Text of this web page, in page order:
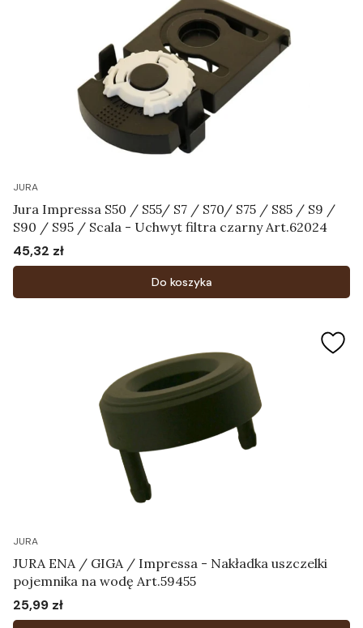
JURA
Jura Impressa S50 / S55/ S7 / S70/ S75 / S85 / S9 /
S90 / S95 / Scala - Uchwyt filtra czarny Art.62024
Cena
45,32 zł
Do koszyka
JURA
JURA ENA / GIGA / Impressa - Nakładka uszczelki
pojemnika na wodę Art.59455
Cena
25,99 zł